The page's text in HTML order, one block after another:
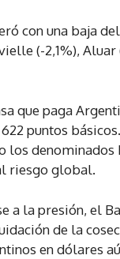
con una baja
(-2,1%),
que paga
puntos
los
riesgo global.
a la presión, el
de la
en dólares